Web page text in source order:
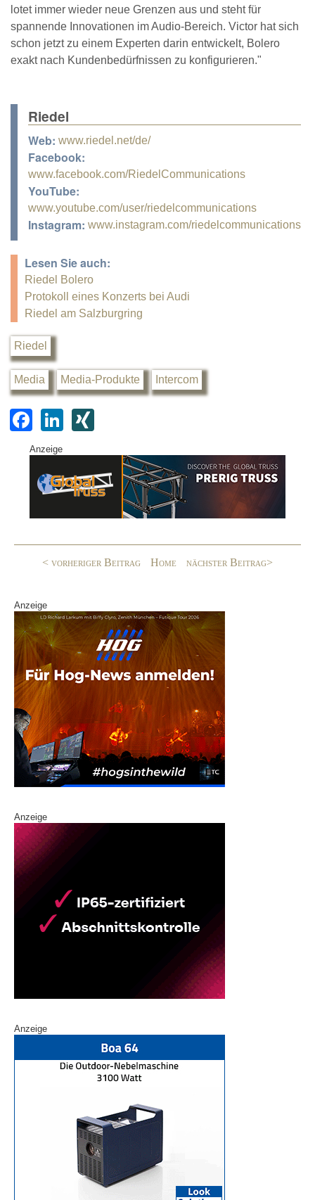
lotet immer wieder neue Grenzen aus und steht für
spannende Innovationen im Audio-Bereich. Victor hat sich
schon jetzt zu einem Experten darin entwickelt, Bolero
exakt nach Kundenbedürfnissen zu konfigurieren."
Riedel
Web: www.riedel.net/de/
Facebook:
www.facebook.com/RiedelCommunications
YouTube:
www.youtube.com/user/riedelcommunications
Instagram: www.instagram.com/riedelcommunications
Lesen Sie auch:
Riedel Bolero
Protokoll eines Konzerts bei Audi
Riedel am Salzburgring
Riedel
Media Media-Produkte Intercom
F
a
c
e
o
Li
k
e
G
Anzeige
< vorheriger Beitrag Home nächster Beitrag>
Anzeige
Anzeige
Anzeige